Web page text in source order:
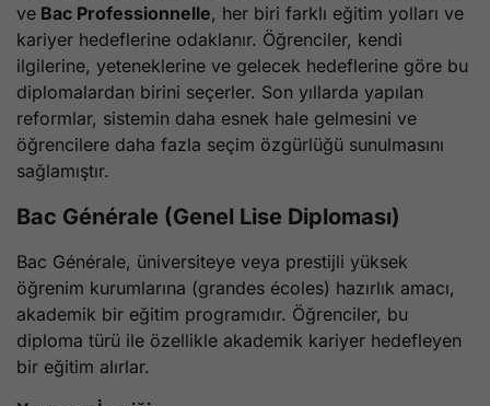
ve Bac Professionnelle, her biri farklı eğitim yolları ve
kariyer hedeflerine odaklanır. Öğrenciler, kendi
ilgilerine, yeteneklerine ve gelecek hedeflerine göre bu
diplomalardan birini seçerler. Son yıllarda yapılan
reformlar, sistemin daha esnek hale gelmesini ve
öğrencilere daha fazla seçim özgürlüğü sunulmasını
sağlamıştır.
Bac Générale (Genel Lise Diploması)
Bac Générale, üniversiteye veya prestijli yüksek
öğrenim kurumlarına (grandes écoles) hazırlık amacı,
akademik bir eğitim programıdır. Öğrenciler, bu
diploma türü ile özellikle akademik kariyer hedefleyen
bir eğitim alırlar.